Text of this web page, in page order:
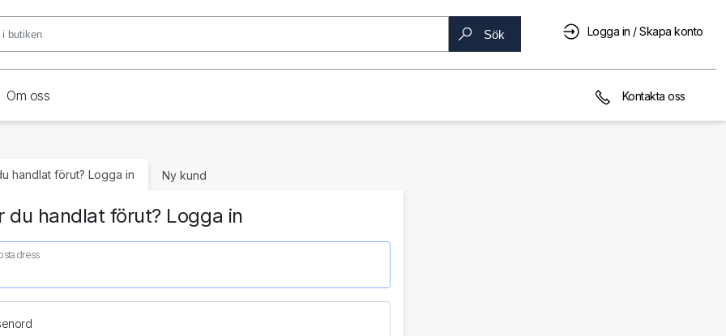
Sök Logga in / Skapa konto
Om oss Kontakta oss
handlat förut? Logga in Ny kund
du handlat förut? Logga in